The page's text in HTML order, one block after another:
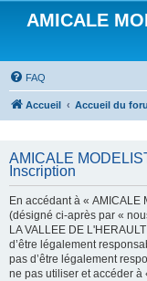
AMICALE
FAQ
Accueil Accueil du
AMICALE
Inscription
En accédant à « AMICALE
(désigné ci-après par «
LA VALLEE DE
d’être légalement
pas d’être légalement
ne pas utiliser et accéder à